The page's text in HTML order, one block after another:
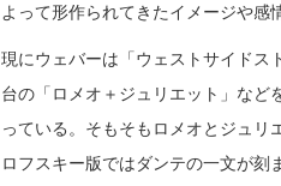
よって形作られてきたイメージや感
現にウェバーは「ウェストサイドス
台の「ロメオ＋ジュリエット」など
っている。そもそもロメオとジュ
ロフスキー版ではダンテの一文が刻